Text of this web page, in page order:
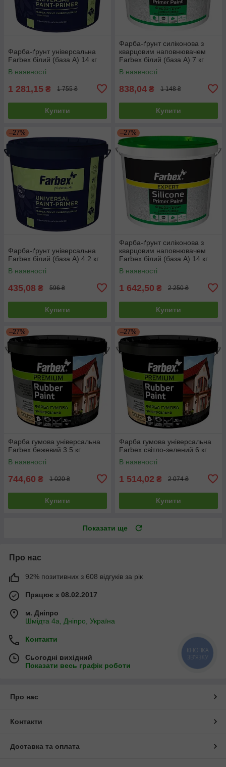
Фарба-ґрунт універсальна
Farbex білий (база А) 14 кг
В наявності
1 281,15 ₴ 1 755 ₴
Купити
Фарба-ґрунт силіконова з
кварцовим наповнювачем
Farbex білий (база А) 7 кг
В наявності
838,04 ₴ 1 148 ₴
Купити
–27%
Фарба-ґрунт універсальна
Farbex білий (база А) 4.2 кг
В наявності
435,08 ₴ 596 ₴
Купити
–27%
Фарба-ґрунт силіконова з
кварцовим наповнювачем
Farbex білий (база А) 14 кг
В наявності
1 642,50 ₴ 2 250 ₴
Купити
–27%
Фарба гумова універсальна
Farbex бежевий 3.5 кг
В наявності
744,60 ₴ 1 020 ₴
Купити
–27%
Фарба гумова універсальна
Farbex світло-зелений 6 кг
В наявності
1 514,02 ₴ 2 074 ₴
Купити
Показати ще
Про нас
92% позитивних з 608 відгуків за рік
Працює з 08.02.2017
м. Дніпро
Шмідта 4а, Дніпро, Україна
Контакти
Сьогодні вихідний
Показати весь графік роботи
Про нас
Контакти
Доставка та оплата
КНОПКА
ЗВ'ЯЗКУ